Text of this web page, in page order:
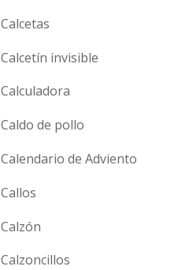
Calcetas
Calcetín invisible
Calculadora
Caldo de pollo
Calendario de Adviento
Callos
Calzón
Calzoncillos